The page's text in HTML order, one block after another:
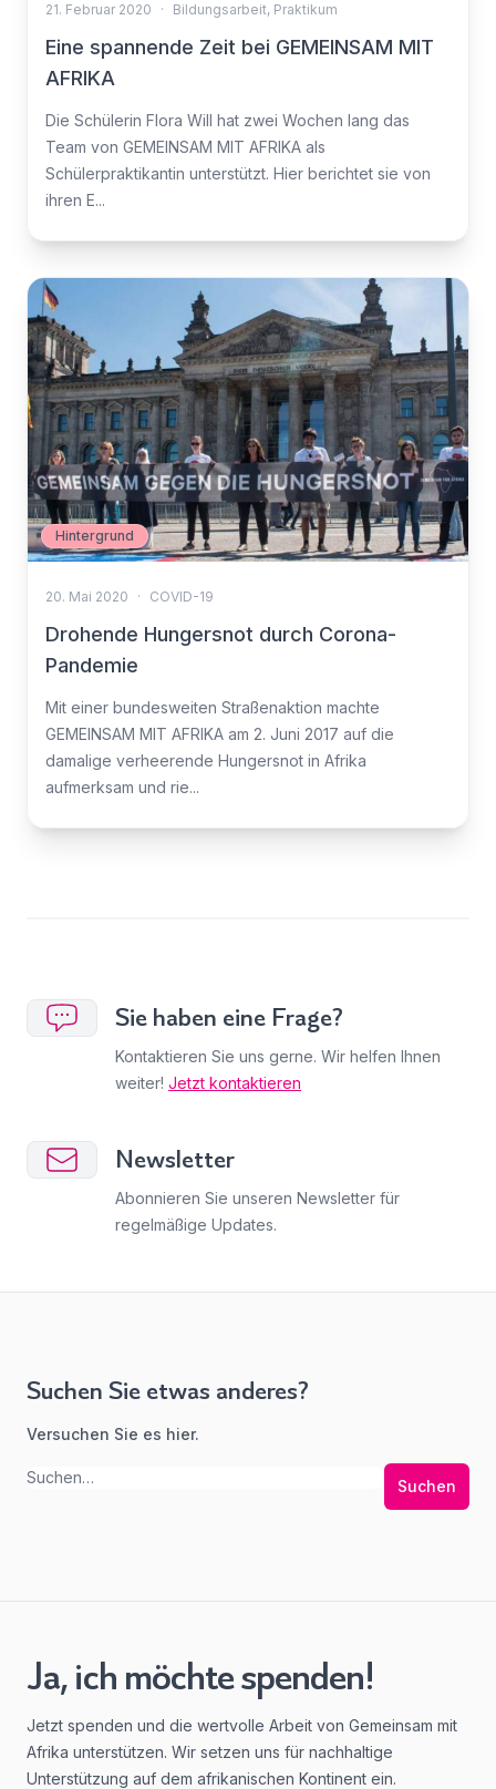
21. Februar 2020 · Bildungsarbeit, Praktikum
Eine spannende Zeit bei GEMEINSAM MIT
AFRIKA
Die Schülerin Flora Will hat zwei Wochen lang das
Team von GEMEINSAM MIT AFRIKA als
Schülerpraktikantin unterstützt. Hier berichtet sie von
ihren E...
Hintergrund
20. Mai 2020 · COVID-19
Drohende Hungersnot durch Corona-
Pandemie
Mit einer bundesweiten Straßenaktion machte
GEMEINSAM MIT AFRIKA am 2. Juni 2017 auf die
damalige verheerende Hungersnot in Afrika
aufmerksam und rie...
Sie haben eine Frage?
Kontaktieren Sie uns gerne. Wir helfen Ihnen
weiter! Jetzt kontaktieren
Newsletter
Abonnieren Sie unseren Newsletter für
regelmäßige Updates.
Suchen Sie etwas anderes?
Versuchen Sie es hier.
Suchen
Ja, ich möchte spenden!
Jetzt spenden und die wertvolle Arbeit von Gemeinsam mit
Afrika unterstützen. Wir setzen uns für nachhaltige
Unterstützung auf dem afrikanischen Kontinent ein.